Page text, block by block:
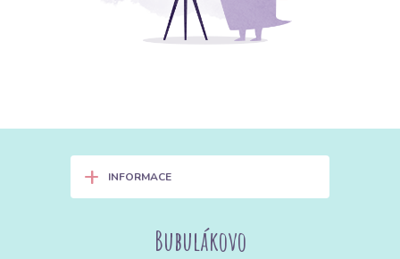
+ INFORMACE
Bubulákovo